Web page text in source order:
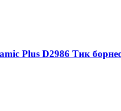
Plus D2986 Тик